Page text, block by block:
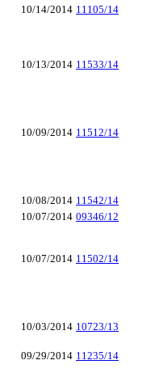
10/14/2014 11105/14
10/13/2014 11533/14
10/09/2014 11512/14
10/08/2014 11542/14
10/07/2014 09346/12
10/07/2014 11502/14
10/03/2014 10723/13
09/29/2014 11235/14